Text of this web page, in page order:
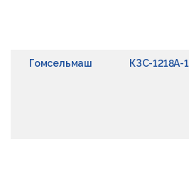
Гомсельмаш КЗС-1218А-1